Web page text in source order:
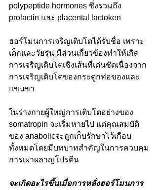
polypeptide hormones ซึ่งรวมถึง
prolactin และ placental lactoken
ฮอร์โมนการเจริญเติบโตได้รับชื่อ เพราะ
เด็กและวัยรุ่น มีส่วนเกี่ยวข้องทำให้เกิด
การเจริญเติบโตเชิงเส้นที่เด่นชัดเนื่องจาก
การเจริญเติบโตของกระดูกท่อของและ
แขนขา
ในร่างกายผู้ใหญ่การเติบโตอย่างของ
somatropin จะเริ่มหายไป แต่คุณสมบัติ
ของ anabolicจะถูกเก็บรักษาไว้เกือบ
ทั้งหมดโดยมีบทบาทสำคัญในการควบคุม
การเผาผลาญโปรตีน
จะเกิดอะไรขึ้นเมื่อการหลั่งฮอร์โมนการ